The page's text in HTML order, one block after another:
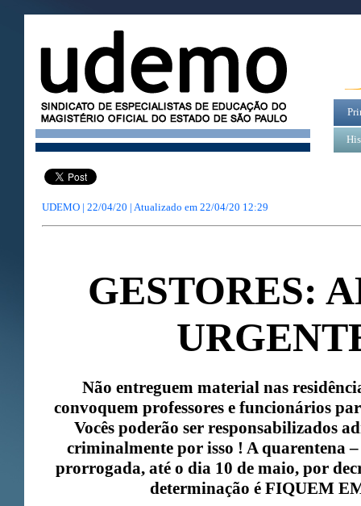
UDEMO | 22/04/20 | Atualizado em 22/04/20 12:29
GESTORES:
Não entreguem material nas
convoquem professores e funcionários
Vocês poderão ser responsabilizados
criminalmente por isso ! A quarentena
prorrogada, até o dia 10 de maio, por
determinação é FIQUEM